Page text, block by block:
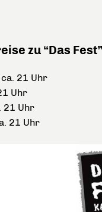
zu “Das
21 Uhr
Uhr
21 Uhr
21 Uhr